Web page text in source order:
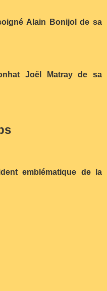
Alain Bonijol de sa
Joël Matray de sa
emblématique de la